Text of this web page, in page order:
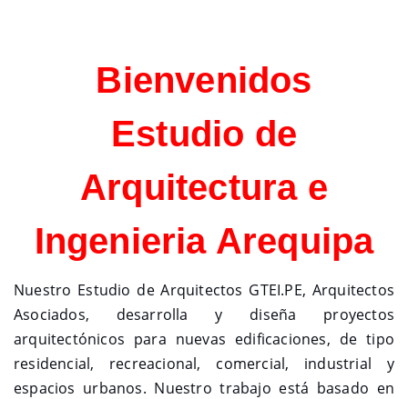
Bienvenidos
Estudio de
Arquitectura e
Ingenieria Arequipa
Nuestro Estudio de Arquitectos GTEI.PE, Arquitectos
Asociados, desarrolla y diseña proyectos
arquitectónicos para nuevas edificaciones, de tipo
residencial, recreacional, comercial, industrial y
espacios urbanos. Nuestro trabajo está basado en